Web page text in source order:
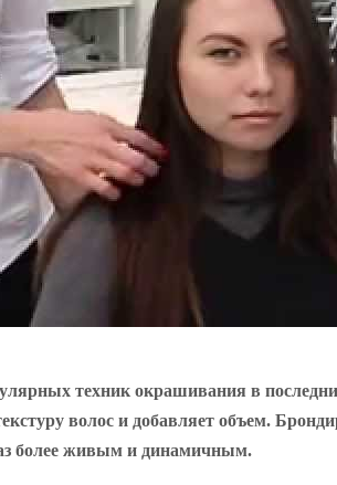
техник окрашивания в
волос и добавляет объем.
более живым и динамичным.